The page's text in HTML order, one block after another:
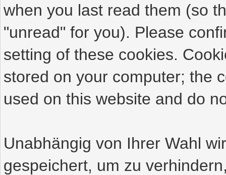
when you last read them (so
"unread" for you). Please
setting of these cookies.
stored on your computer; the
used on this website and do
Unabhängig von Ihrer Wahl
gespeichert, um zu